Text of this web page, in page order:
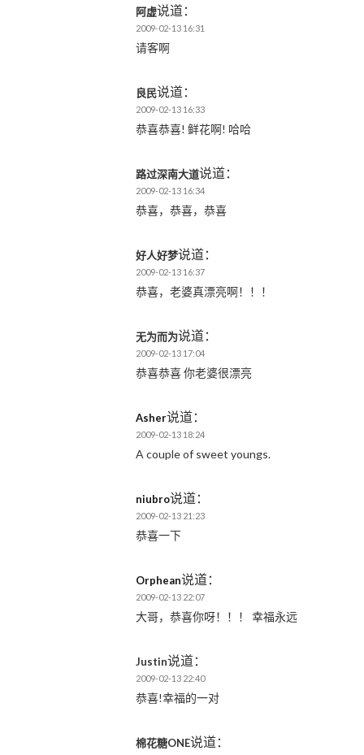
阿虚说道：
2009-02-13 16:31
请客啊
良民说道：
2009-02-13 16:33
恭喜恭喜! 鲜花啊! 哈哈
路过深南大道说道：
2009-02-13 16:34
恭喜，恭喜，恭喜
好人好梦说道：
2009-02-13 16:37
恭喜，老婆真漂亮啊！！！
无为而为说道：
2009-02-13 17:04
恭喜恭喜 你老婆很漂亮
Asher说道：
2009-02-13 18:24
A couple of sweet youngs.
niubro说道：
2009-02-13 21:23
恭喜一下
Orphean说道：
2009-02-13 22:07
大哥，恭喜你呀！！！ 幸福永远
Justin说道：
2009-02-13 22:40
恭喜!幸福的一对
棉花糖ONE说道：